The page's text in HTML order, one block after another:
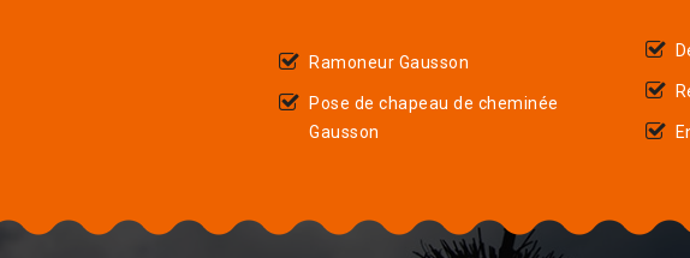
Ramoneur Gausson
Pose de chapeau de cheminée
Gausson